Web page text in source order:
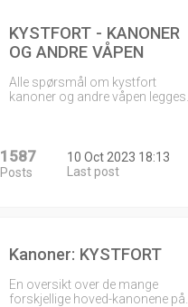
KYSTFORT - KANONER
OG ANDRE VÅPEN
Alle spørsmål om kystfort
kanoner og andre våpen legges…
1587
Posts
10 Oct 2023 18:13
Last post
Kanoner: KYSTFORT
En oversikt over de mange
forskjellige hoved-kanonene på…